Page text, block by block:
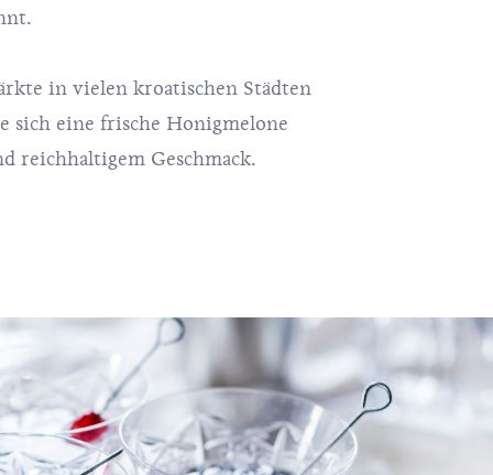
in vielen kroatischen Städten
sich eine frische Honigmelone
reichhaltigem Geschmack.